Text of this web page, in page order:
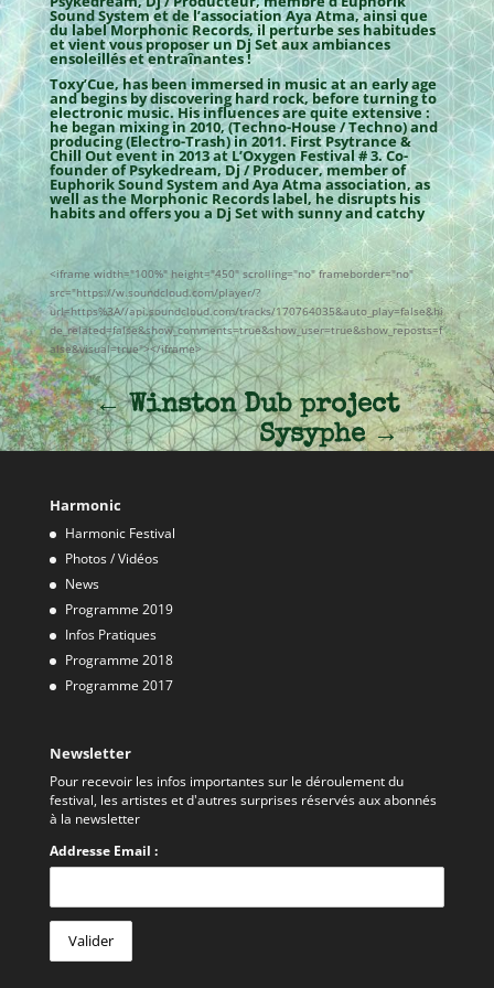
Sound System et de l’association Aya Atma, ainsi que
du label Morphonic Records, il perturbe ses habitudes
et vient vous proposer un Dj Set aux ambiances
ensoleillés et entraînantes !
Toxy’Cue, has been immersed in music at an early age
and begins by discovering hard rock, before turning to
electronic music. His influences are quite extensive :
he began mixing in 2010, (Techno-House / Techno) and
producing (Electro-Trash) in 2011. First Psytrance &
Chill Out event in 2013 at L’Oxygen Festival # 3. Co-
founder of Psykedream, Dj / Producer, member of
Euphorik Sound System and Aya Atma association, as
well as the Morphonic Records label, he disrupts his
habits and offers you a Dj Set with sunny and catchy
<iframe width="100%" height="450" scrolling="no" frameborder="no"
src="https://w.soundcloud.com/player/?
url=https%3A//api.soundcloud.com/tracks/170764035&auto_play=false&hi
de_related=false&show_comments=true&show_user=true&show_reposts=f
alse&visual=true"></iframe>
←Winston Dub project
Sysyphe→
Harmonic
Harmonic Festival
Photos / Vidéos
News
Programme 2019
Infos Pratiques
Programme 2018
Programme 2017
Newsletter
Pour recevoir les infos importantes sur le déroulement du
festival, les artistes et d'autres surprises réservés aux abonnés
à la newsletter
Addresse Email :